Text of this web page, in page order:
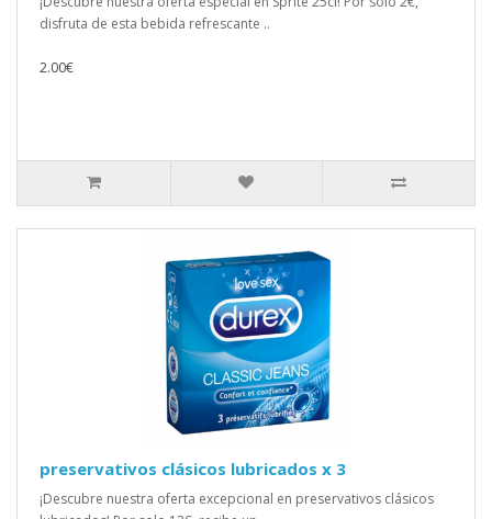
disfruta de esta bebida refrescante ..
2.00€
preservativos clásicos lubricados x 3
¡Descubre nuestra oferta excepcional en preservativos clásicos